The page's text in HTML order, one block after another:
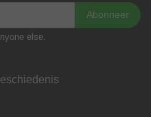
Abonneer
else.